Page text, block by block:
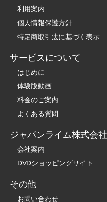
利用案内
個人情報保護方針
特定商取引法に基づく表示
サービスについて
はじめに
体験版動画
料金のご案内
よくある質問
ジャパンライム株式会社
会社案内
DVDショッピングサイト
その他
お問い合わせ